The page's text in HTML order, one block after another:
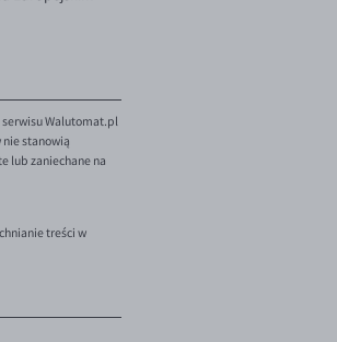
serwisu Walutomat.pl
stanowią
lub zaniechane na
treści w